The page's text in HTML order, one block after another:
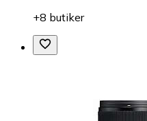
+8 butiker